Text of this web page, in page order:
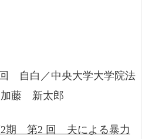
自白／中央大学大学院法
藤 新太郎
2期 第2 回 夫による暴力